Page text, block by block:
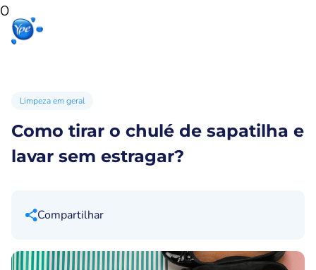
0
Limpeza em geral
Como tirar o chulé de sapatilha e
lavar sem estragar?
Compartilhar